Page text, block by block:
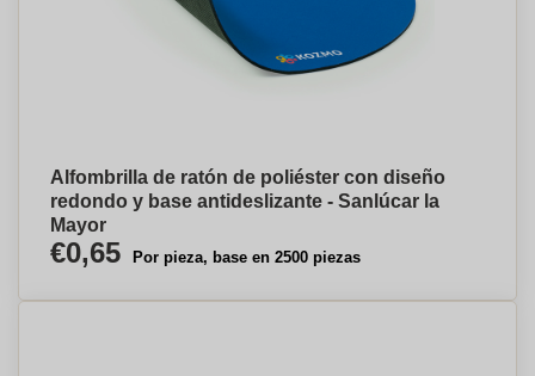
Alfombrilla de ratón de poliéster con diseño
redondo y base antideslizante - Sanlúcar la
Mayor
€0,65 Por pieza, base en 2500 piezas